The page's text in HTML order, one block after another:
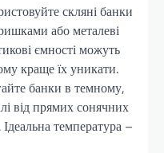
скляні банки
або металеві
ємності можуть
краще їх уникати.
банки в темному,
від прямих сонячних
температура –